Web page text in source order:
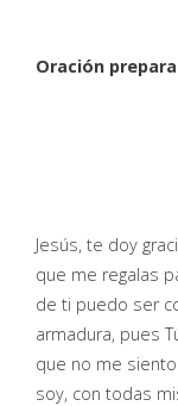
Oración
Jesús, te doy
que me regalas
de ti puedo ser
armadura, pues
que no me
soy, con todas